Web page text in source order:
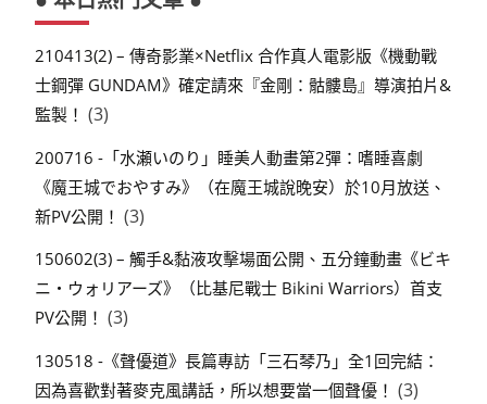
210413(2) – 傳奇影業×Netflix 合作真人電影版《機動戰
士鋼彈 GUNDAM》確定請來『金剛：骷髏島』導演拍片&
監製！ (3)
200716 -「水瀬いのり」睡美人動畫第2彈：嗜睡喜劇
《魔王城でおやすみ》（在魔王城說晚安）於10月放送、
新PV公開！ (3)
150602(3) – 觸手&黏液攻擊場面公開、五分鐘動畫《ビキ
ニ・ウォリアーズ》（比基尼戰士 Bikini Warriors）首支
PV公開！ (3)
130518 -《聲優道》長篇專訪「三石琴乃」全1回完結：
因為喜歡對著麥克風講話，所以想要當一個聲優！ (3)